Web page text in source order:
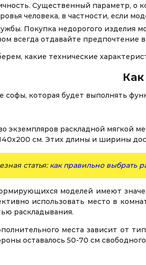
Существенный параметр, о
человека, в частности, если
Покупка недорогого изделия
всегда отдавайте
какие технические
софы, которая будет выполнять
экземпляров раскладной мягкой
см. Этих длины и ширины
статья: как правильно выбрать
моделей имеют
использовать место в
раскладывания.
места зависит от
оставалось 50-70 см